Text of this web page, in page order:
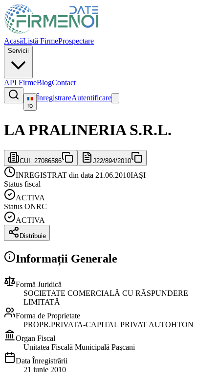
AcasăListă FirmeProspectare
Servicii
API FirmeBlogContact
ro
ÎnregistrareAutentificare
LA PRALINERIA S.R.L.
CUI: 27086586 J22/894/2010
INREGISTRAT din data 21.06.2010IAŞI
Status fiscal
ACTIVA
Status ONRC
ACTIVA
Distribuie
Informații Generale
Formă Juridică
SOCIETATE COMERCIALĂ CU RĂSPUNDERE
LIMITATĂ
Forma de Proprietate
PROPR.PRIVATA-CAPITAL PRIVAT AUTOHTON
Organ Fiscal
Unitatea Fiscală Municipală Paşcani
Data Înregistrării
21 iunie 2010